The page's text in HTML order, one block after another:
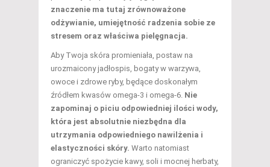
znaczenie ma tutaj zrównoważone
odżywianie, umiejętność radzenia sobie ze
stresem oraz właściwa pielęgnacja.
Aby Twoja skóra promieniała, postaw na
urozmaicony jadłospis, bogaty w warzywa,
owoce i zdrowe ryby, będące doskonałym
źródłem kwasów omega-3 i omega-6. Nie
zapominaj o piciu odpowiedniej ilości wody,
która jest absolutnie niezbędna dla
utrzymania odpowiedniego nawilżenia i
elastyczności skóry. Warto natomiast
ograniczyć spożycie kawy, soli i mocnej herbaty,